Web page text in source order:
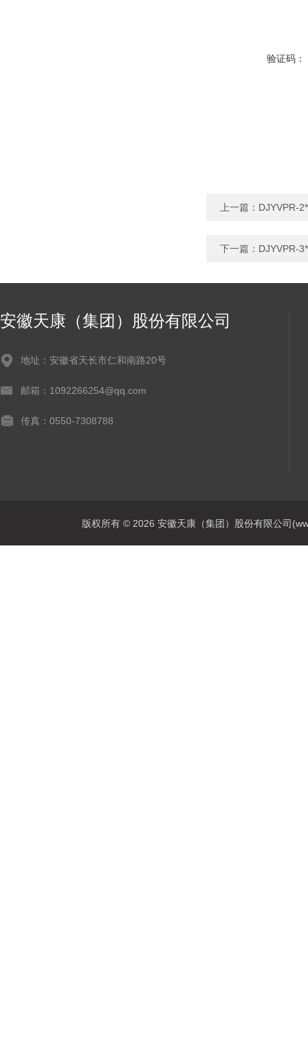
验证码：
上一篇： DJYVPR-
下一篇： DJYVPR-
安徽天康（集团）股份有限公司
地址：安徽省天长市仁和南路20号
邮箱：1092266254@qq.com
传真：0550-7308788
版权所有 © 2026 安徽天康（集团）股份有限公司